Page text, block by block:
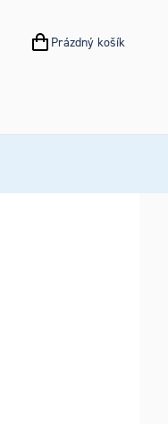
NÁKUPNÍ KOŠÍK
Prázdný košík